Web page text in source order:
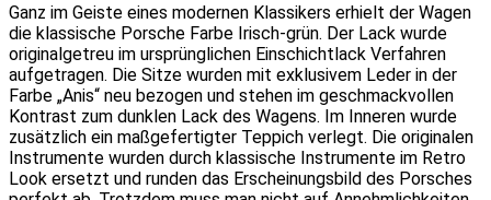
Ganz im Geiste eines modernen Klassikers erhielt der Wagen
die klassische Porsche Farbe Irisch-grün. Der Lack wurde
originalgetreu im ursprünglichen Einschichtlack Verfahren
aufgetragen. Die Sitze wurden mit exklusivem Leder in der
Farbe „Anis“ neu bezogen und stehen im geschmackvollen
Kontrast zum dunklen Lack des Wagens. Im Inneren wurde
zusätzlich ein maßgefertigter Teppich verlegt. Die originalen
Instrumente wurden durch klassische Instrumente im Retro
Look ersetzt und runden das Erscheinungsbild des Porsches